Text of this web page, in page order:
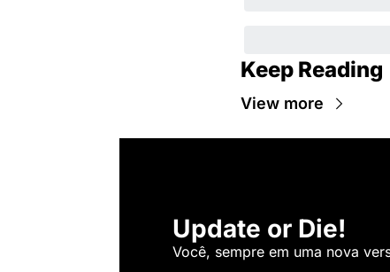
Keep Reading
View more
Update or Die!
Você, sempre em uma nova